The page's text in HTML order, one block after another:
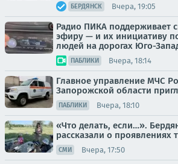
БЕРДЯНСК Вчера, 19:05
Радио ПИКА поддерживает
эфиру — и их инициативу
людей на дорогах Юго-
ПАБЛИКИ Вчера, 18:14
Главное управление МЧС
Запорожской области
ПАБЛИКИ Вчера, 18:10
«Что делать, если…».
рассказали о проявлениях
СМИ Вчера, 17:50